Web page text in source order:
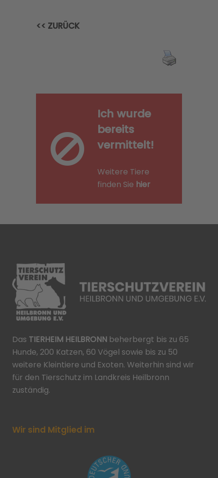
<< ZURÜCK
Ich wurde
bereits
vermittelt!
Weitere Tiere
finden Sie hier
Das TIERHEIM HEILBRONN beherbergt bis zu 65
Hunde, 200 Katzen, 60 Vögel sowie bis zu 50
weitere Kleintiere und Exoten. Weiterhin sind wir
für den Tierschutz im Landkreis Heilbronn
zuständig.
Wir sind Mitglied im